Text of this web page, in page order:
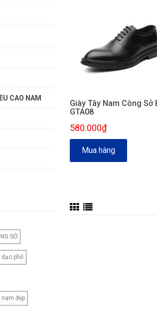
CAO NAM
SỞ
dạo phố
nam đẹp
Giày Tây Nam Công Sở
GTA08
580.000₫
Mua hàng